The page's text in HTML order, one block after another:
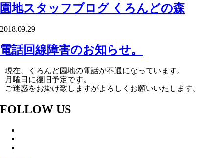
園地スタッフブログ くろんどの森
2018.09.29
電話回線障害のお知らせ。
現在、くろんど園地の電話が不通になっています。
月曜日に復旧予定です。
ご迷惑をお掛け致しますがよろしくお願いいたします。
FOLLOW US